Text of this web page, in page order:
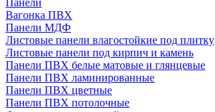
Панели
Вагонка ПВХ
Панели МДФ
Листовые панели влагостойкие под плитку
Листовые панели под кирпич и камень
Панели ПВХ белые матовые и глянцевые
Панели ПВХ ламинированные
Панели ПВХ цветные
Панели ПВХ потолочные